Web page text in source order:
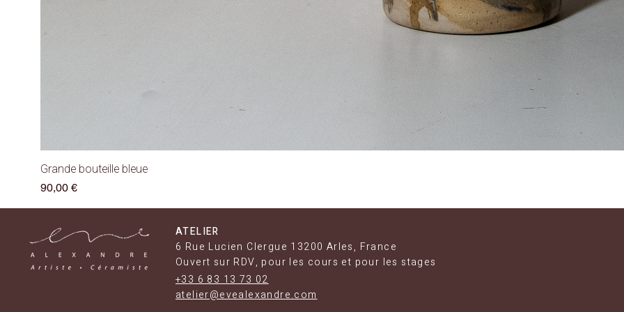
Grande bouteille bleue
Prix
90,00 €
ATELIER
6 Rue Lucien Clergue 13200 Arles, France
Ouvert sur RDV, pour les cours et pour les stages
+33 6 83 13 73 02
atelier@evealexandre.com